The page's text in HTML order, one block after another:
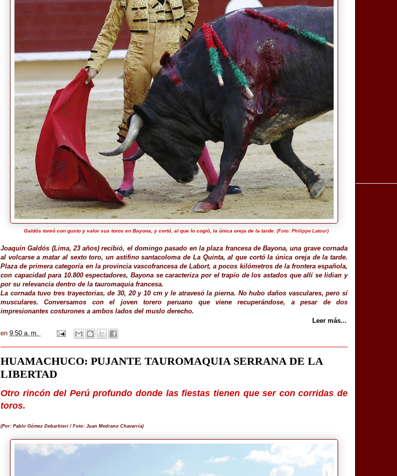
Galdós toreó con gusto y valor sus toros en Bayona, y cortó, al que lo cogió, la única oreja de la tarde. (Foto: Philippe Latour)
Joaquín Galdós (Lima, 23 años) recibió, el domingo pasado en la plaza francesa de Bayona, una grave cornada
al volcarse a matar al sexto toro, un astifino santacoloma de La Quinta, al que cortó la única oreja de la tarde.
Plaza de primera categoría en la provincia vascofrancesa de Labort, a pocos kilómetros de la frontera española,
con capacidad para 10.800 espectadores, Bayona se caracteriza por el trapío de los astados que allí se lidian y
por su relevancia dentro de la tauromaquia francesa.
La cornada tuvo tres trayectorias, de 30, 20 y 10 cm y le atravesó la pierna. No hubo daños vasculares, pero sí
musculares. Conversamos con el joven torero peruano que viene recuperándose, a pesar de dos
impresionantes costurones a ambos lados del muslo derecho.
Leer más...
en 9:50 a. m.
HUAMACHUCO: PUJANTE TAUROMAQUIA SERRANA DE LA
LIBERTAD
Otro rincón del Perú profundo donde las fiestas tienen que ser con corridas de
toros.
(Por: Pablo Gómez Debarbieri / Foto: Juan Medrano Chavarría)